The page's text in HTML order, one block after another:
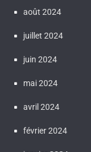
août 2024
juillet 2024
juin 2024
mai 2024
avril 2024
février 2024